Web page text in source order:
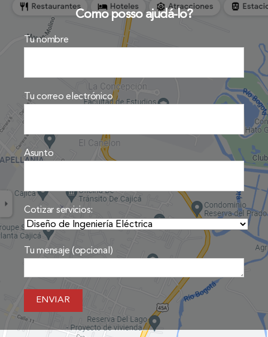
Como posso ajudá-lo?
Tu nombre
Tu correo electrónico
Asunto
Cotizar servicios:
Tu mensaje (opcional)